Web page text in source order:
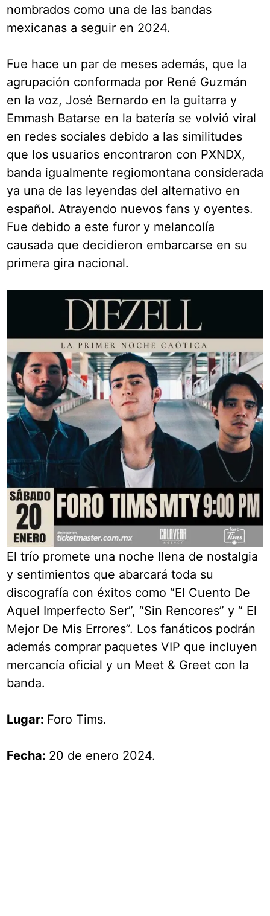
nombrados como una de las bandas
mexicanas a seguir en 2024.
Fue hace un par de meses además, que la
agrupación conformada por René Guzmán
en la voz, José Bernardo en la guitarra y
Emmash Batarse en la batería se volvió viral
en redes sociales debido a las similitudes
que los usuarios encontraron con PXNDX,
banda igualmente regiomontana considerada
ya una de las leyendas del alternativo en
español. Atrayendo nuevos fans y oyentes.
Fue debido a este furor y melancolía
causada que decidieron embarcarse en su
primera gira nacional.
El trío promete una noche llena de nostalgia
y sentimientos que abarcará toda su
discografía con éxitos como “El Cuento De
Aquel Imperfecto Ser”, “Sin Rencores” y “ El
Mejor De Mis Errores”. Los fanáticos podrán
además comprar paquetes VIP que incluyen
mercancía oficial y un Meet & Greet con la
banda.
Lugar: Foro Tims.
Fecha: 20 de enero 2024.